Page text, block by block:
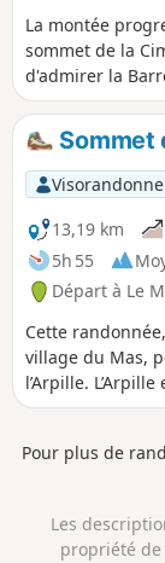
extraordinaire !
La montée
sommet de la
d'admirer la
véritable mur
par les adeptes
sommet que
passage dans
belles vues à
emprunte
communication
France au Comté
Sommet
13,19 km
5h 55
Départ à Le
Cette
village du Mas,
l’Arpille.
belvédères des
Pour plus de
Les
propriété de